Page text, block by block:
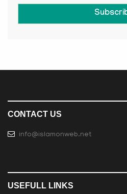
CONTACT US
info@islamonweb.net
USEFULL LINKS